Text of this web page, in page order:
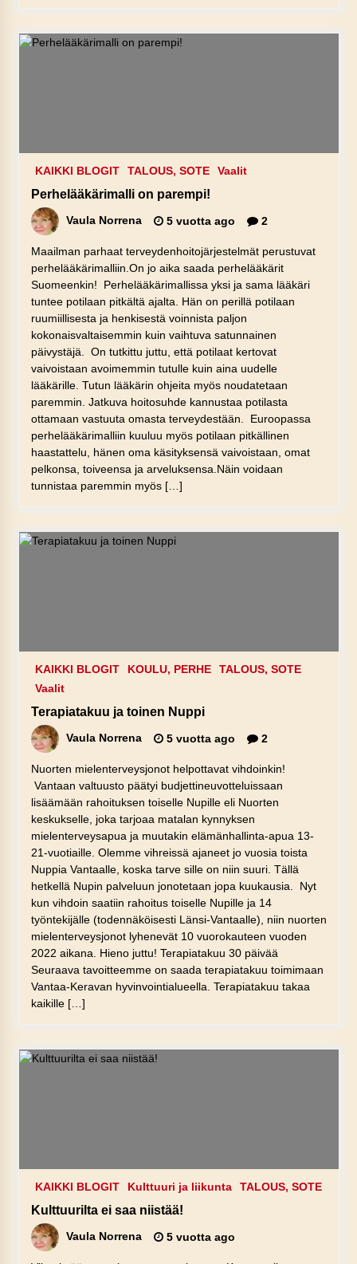
KAIKKI BLOGIT TALOUS, SOTE Vaalit
Perhelääkärimalli on parempi!
Vaula Norrena 5 vuotta ago 2
Maailman parhaat terveydenhoitojärjestelmät perustuvat
perhelääkärimalliin.On jo aika saada perhelääkärit
Suomeenkin! Perhelääkärimallissa yksi ja sama lääkäri
tuntee potilaan pitkältä ajalta. Hän on perillä potilaan
ruumiillisesta ja henkisestä voinnista paljon
kokonaisvaltaisemmin kuin vaihtuva satunnainen
päivystäjä. On tutkittu juttu, että potilaat kertovat
vaivoistaan avoimemmin tutulle kuin aina uudelle
lääkärille. Tutun lääkärin ohjeita myös noudatetaan
paremmin. Jatkuva hoitosuhde kannustaa potilasta
ottamaan vastuuta omasta terveydestään. Euroopassa
perhelääkärimalliin kuuluu myös potilaan pitkällinen
haastattelu, hänen oma käsityksensä vaivoistaan, omat
pelkonsa, toiveensa ja arveluksensa.Näin voidaan
tunnistaa paremmin myös […]
KAIKKI BLOGIT KOULU, PERHE
TALOUS, SOTE
Vaalit
Terapiatakuu ja toinen Nuppi
Vaula Norrena 5 vuotta ago 2
Nuorten mielenterveysjonot helpottavat vihdoinkin!
Vantaan valtuusto päätyi budjettineuvotteluissaan
lisäämään rahoituksen toiselle Nupille eli Nuorten
keskukselle, joka tarjoaa matalan kynnyksen
mielenterveysapua ja muutakin elämänhallinta-apua 13-
21-vuotiaille. Olemme vihreissä ajaneet jo vuosia toista
Nuppia Vantaalle, koska tarve sille on niin suuri. Tällä
hetkellä Nupin palveluun jonotetaan jopa kuukausia. Nyt
kun vihdoin saatiin rahoitus toiselle Nupille ja 14
työntekijälle (todennäköisesti Länsi-Vantaalle), niin nuorten
mielenterveysjonot lyhenevät 10 vuorokauteen vuoden
2022 aikana. Hieno juttu! Terapiatakuu 30 päivää
Seuraava tavoitteemme on saada terapiatakuu toimimaan
Vantaa-Keravan hyvinvointialueella. Terapiatakuu takaa
kaikille […]
KAIKKI BLOGIT Kulttuuri ja liikunta TALOUS, SOTE
Kulttuurilta ei saa niistää!
Vaula Norrena 5 vuotta ago